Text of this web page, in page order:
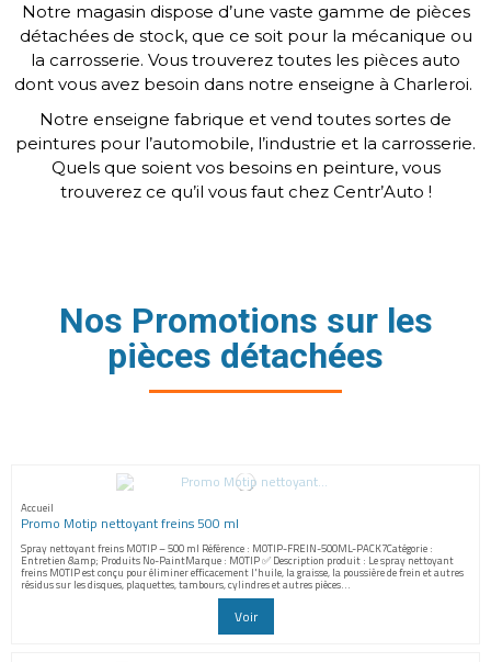
Notre magasin dispose d’une vaste gamme de pièces
détachées de stock, que ce soit pour la mécanique ou
la carrosserie. Vous trouverez toutes les pièces auto
dont vous avez besoin dans notre enseigne à Charleroi.
Notre enseigne fabrique et vend toutes sortes de
peintures pour l’automobile, l’industrie et la carrosserie.
Quels que soient vos besoins en peinture, vous
trouverez ce qu’il vous faut chez Centr’Auto !
Nos Promotions sur les
pièces détachées
Accueil
Promo Motip nettoyant freins 500 ml
Spray nettoyant freins MOTIP – 500 ml Référence : MOTIP-FREIN-500ML-PACK7Catégorie :
Entretien &amp; Produits No-PaintMarque : MOTIP ✅ Description produit : Le spray nettoyant
freins MOTIP est conçu pour éliminer efficacement l'huile, la graisse, la poussière de frein et autres
résidus sur les disques, plaquettes, tambours, cylindres et autres pièces...
Voir